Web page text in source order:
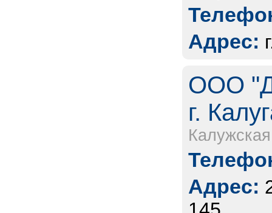
Адрес:
ООО
г.
Адрес: